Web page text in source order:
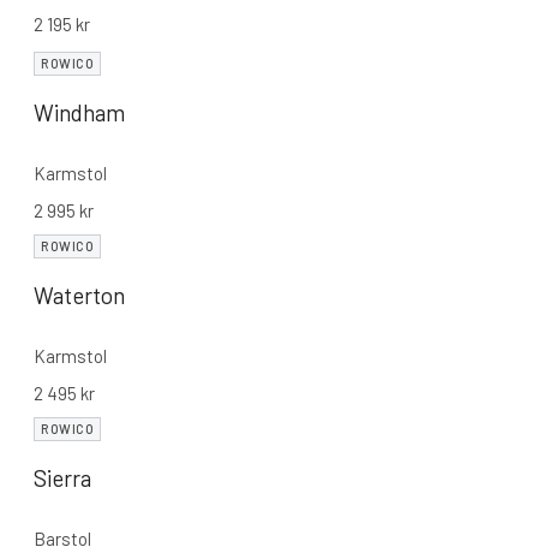
2 195 kr
ROWICO
Windham
Karmstol
2 995 kr
ROWICO
Waterton
Karmstol
2 495 kr
ROWICO
Sierra
Barstol